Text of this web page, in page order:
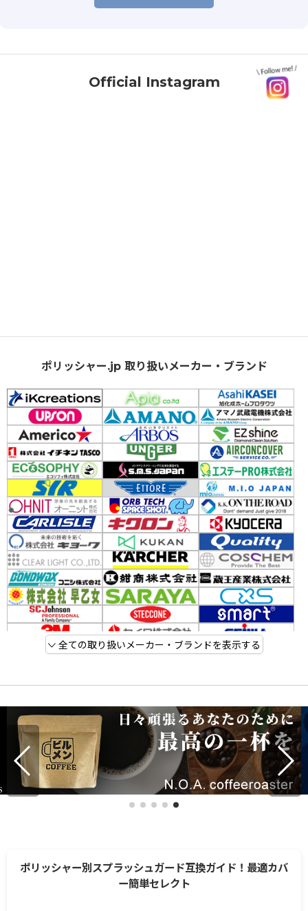
Official Instagram
ポリッシャー.jp 取り扱いメーカー・ブランド
全ての取り扱いメーカー・ブランドを表示する